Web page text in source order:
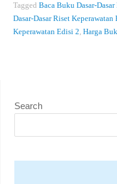
Tagged Baca Buku Dasar-
Dasar-Dasar Riset Keperawatan
Keperawatan Edisi 2, Harga
Search